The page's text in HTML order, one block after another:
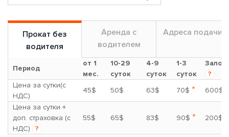
Прокат без
водителя
Аренда с
водителем
Адреса подачи
Период
от 1
мес.
10-29
суток
4-9
суток
1-3
суток
Залог
?
Цена за сутки(с
НДС)
45$ 50$ 63$ 70$ *
600$
Цена за сутки +
доп. страховка (с
НДС)
?
55$ 65$ 83$ 90$ * 200$